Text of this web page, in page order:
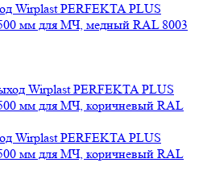
Wirplast PERFEKTA PLUS
мм для МЧ, медный RAL 8003
Wirplast PERFEKTA PLUS
мм для МЧ, коричневый RAL